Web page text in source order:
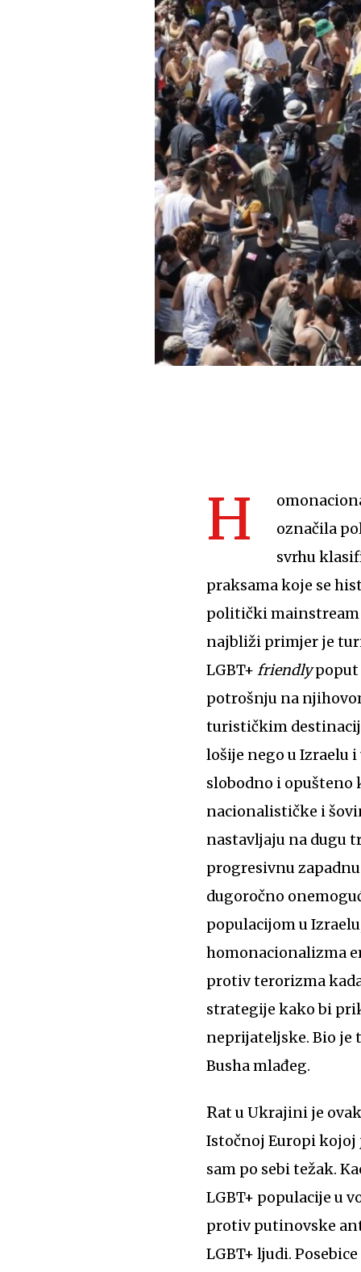
H
označila
svrhu
praksama koje se
politički mainstream
najbliži primjer je
LGBT+ friendlypoput
potrošnju na
turističkim
lošije nego u Izraelu
slobodno i opušteno
nacionalističke i
nastavljaju na dugu
progresivnu
dugoročno
populacijom u
homonacionalizma
protiv terorizma
strategije kako bi
neprijateljske. Bio je
Busha mlađeg.
Rat u Ukrajini je ovakve homonacionalističke strategije doveo i među LGBT+ populaciju u
Istočnoj Europi
sam po sebi težak.
LGBT+ populacije u
protiv putinovske
LGBT+ ljudi.